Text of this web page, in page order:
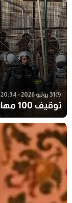
31 يوليو 2026 - 20:34
توقيف 100 مهاجر إفريقي في الناظور قبل بلوغ مليلية